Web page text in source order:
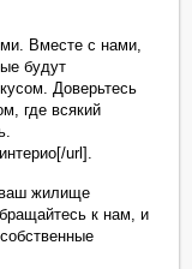
Вместе с нами,
будут
Доверьтесь
где всякий
url].
ваш жилище
к нам, и